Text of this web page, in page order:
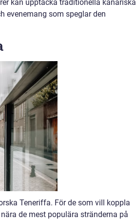
kan upptäcka traditionella kanariska
evenemang som speglar den
Teneriffa. För de som vill koppla
de mest populära stränderna på